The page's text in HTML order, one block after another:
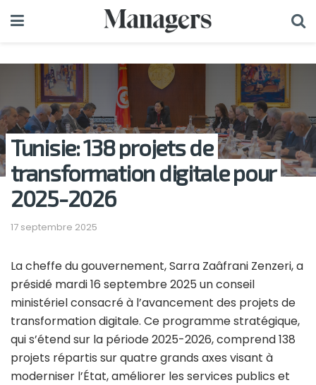
Tunisie: 138 projets de
transformation digitale pour
2025-2026
17 septembre 2025
La cheffe du gouvernement, Sarra Zaâfrani Zenzeri, a
présidé mardi 16 septembre 2025 un conseil
ministériel consacré à l’avancement des projets de
transformation digitale. Ce programme stratégique,
qui s’étend sur la période 2025-2026, comprend 138
projets répartis sur quatre grands axes visant à
moderniser l’État, améliorer les services publics et